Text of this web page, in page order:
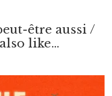
être aussi /
like…